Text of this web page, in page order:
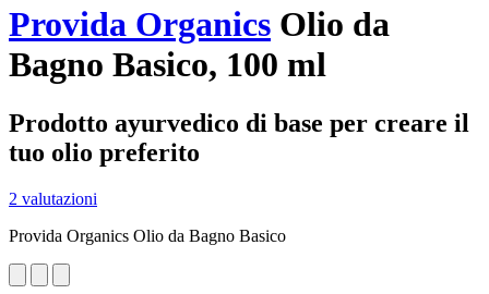
Provida Organics Olio da
Bagno Basico, 100 ml
Prodotto ayurvedico di base per creare il
tuo olio preferito
2 valutazioni
Provida Organics Olio da Bagno Basico